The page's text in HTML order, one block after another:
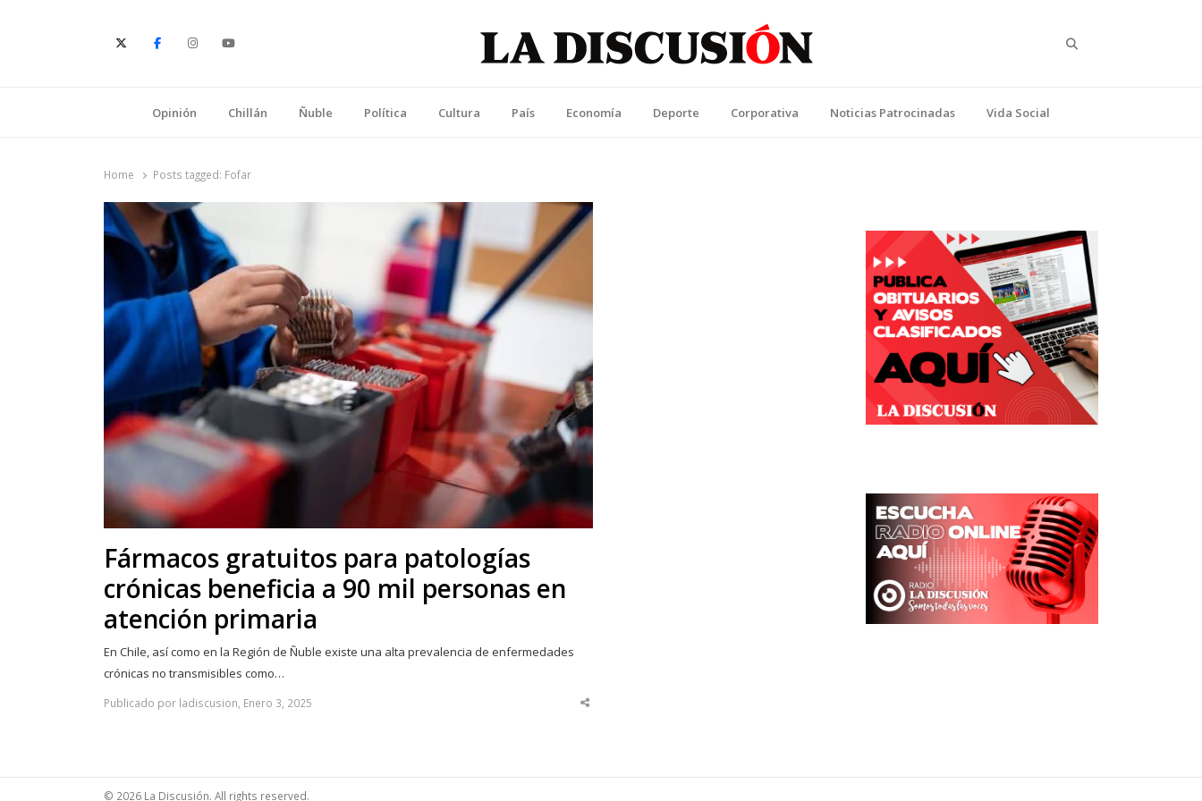
Opinión Chillán Ñuble Política Cultura País Economía Deporte Corporativa Noticias Patrocinadas Vida Social
Home Posts tagged: Fofar
Fármacos gratuitos para patologías
crónicas beneficia a 90 mil personas en
atención primaria
En Chile, así como en la Región de Ñuble existe una alta prevalencia de enfermedades
crónicas no transmisibles como…
Publicado por ladiscusion, Enero 3, 2025
Share
© 2026 La Discusión. All rights reserved.